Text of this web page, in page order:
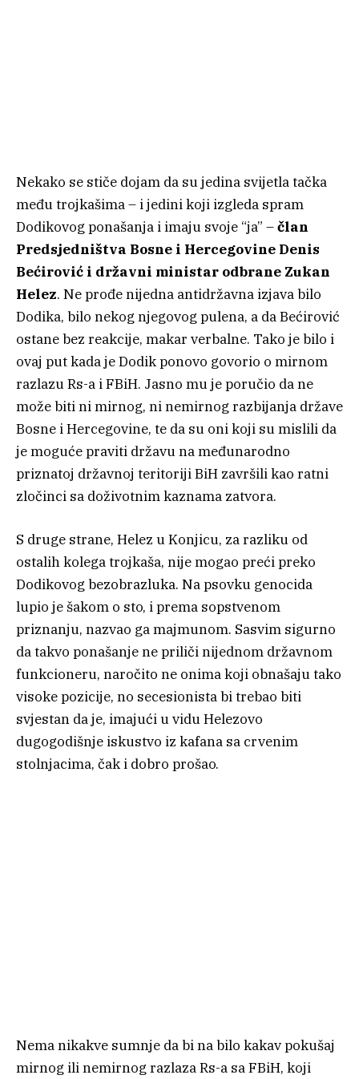
Nekako se stiče dojam da su jedina svijetla tačka
među trojkašima – i jedini koji izgleda spram
Dodikovog ponašanja i imaju svoje “ja” –član
Predsjedništva Bosne i Hercegovine Denis
Bećirović i državni ministar odbrane Zukan
Helez. Ne prođe nijedna antidržavna izjava bilo
Dodika, bilo nekog njegovog pulena, a da Bećirović
ostane bez reakcije, makar verbalne. Tako je bilo i
ovaj put kada je Dodik ponovo govorio o mirnom
razlazu Rs-a i FBiH. Jasno mu je poručio da ne
može biti ni mirnog, ni nemirnog razbijanja države
Bosne i Hercegovine, te da su oni koji su mislili da
je moguće praviti državu na međunarodno
priznatoj državnoj teritoriji BiH završili kao ratni
zločinci sa doživotnim kaznama zatvora.
S druge strane, Helez u Konjicu, za razliku od
ostalih kolega trojkaša, nije mogao preći preko
Dodikovog bezobrazluka. Na psovku genocida
lupio je šakom o sto, i prema sopstvenom
priznanju, nazvao ga majmunom. Sasvim sigurno
da takvo ponašanje ne priliči nijednom državnom
funkcioneru, naročito ne onima koji obnašaju tako
visoke pozicije, no secesionista bi trebao biti
svjestan da je, imajući u vidu Helezovo
dugogodišnje iskustvo iz kafana sa crvenim
stolnjacima, čak i dobro prošao.
Nema nikakve sumnje da bi na bilo kakav pokušaj
mirnog ili nemirnog razlaza Rs-a sa FBiH, koji